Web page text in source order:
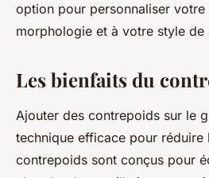
option pour personnaliser
morphologie et à votre style de
Les bienfaits du
Ajouter des contrepoids sur le
technique efficace pour réduire
contrepoids sont conçus pour